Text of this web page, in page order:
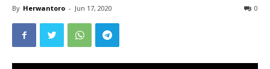
By Herwantoro - Jun 17, 2020 0